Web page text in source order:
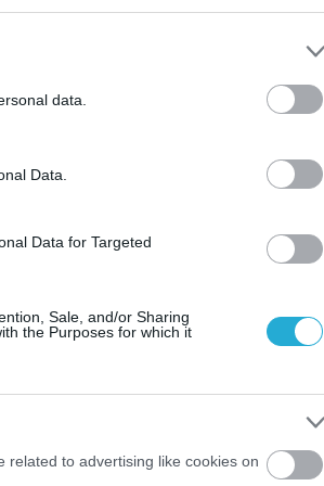
data.
Data.
Data for Targeted
Sale, and/or Sharing
the Purposes for which it
related to advertising like cookies on
στα τρία φετινά φιλικά, με το
Πορφύρας) το νεοφώτιστο
αποκτησει καλύτερη συνοχή και